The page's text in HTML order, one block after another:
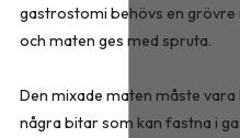
gastrostomi behövs en grövre
och maten ges med spruta.
Den mixade maten måste
några bitar som kan fastna i